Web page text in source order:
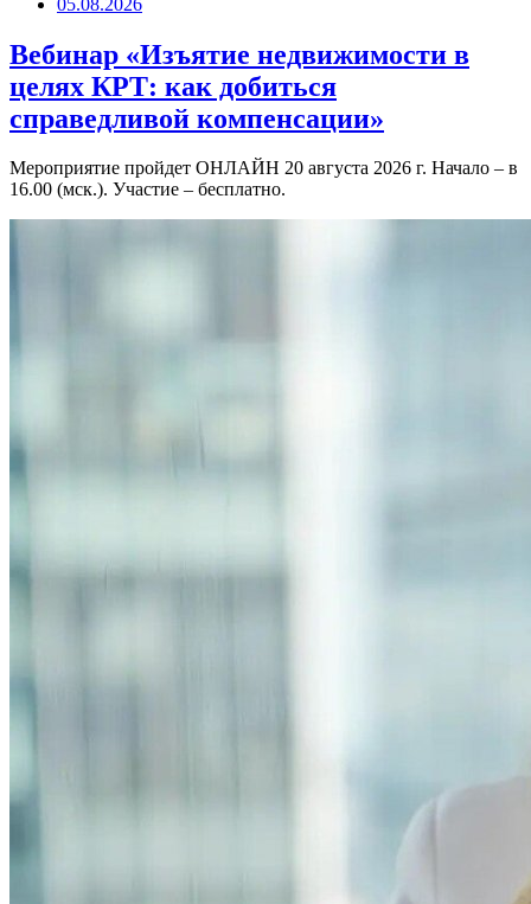
Вебинар «Изъятие недвижимости в
целях КРТ: как добиться
справедливой компенсации»
Мероприятие пройдет ОНЛАЙН 20 августа 2026 г. Начало – в
16.00 (мск.). Участие – бесплатно.